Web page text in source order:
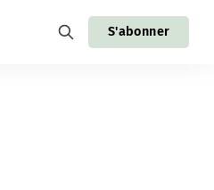
S'abonner